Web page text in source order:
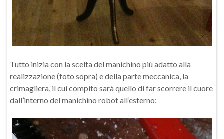
Tutto inizia con la scelta del manichino più adatto alla
realizzazione (foto sopra) e della parte meccanica, la
crimagliera, il cui compito sarà quello di far scorrere il cuore
dall’interno del manichino robot all’esterno: